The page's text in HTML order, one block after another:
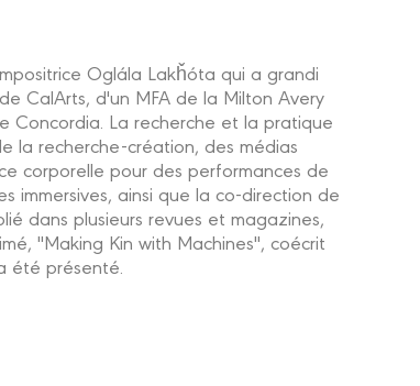
Oglála Lakȟóta qui a grandi
CalArts, d'un MFA de la Milton Avery
La recherche et la pratique
la recherche-création, des médias
corporelle pour des performances de
immersives, ainsi que la co-direction de
dans plusieurs revues et magazines,
"Making Kin with Machines", coécrit
été présenté.